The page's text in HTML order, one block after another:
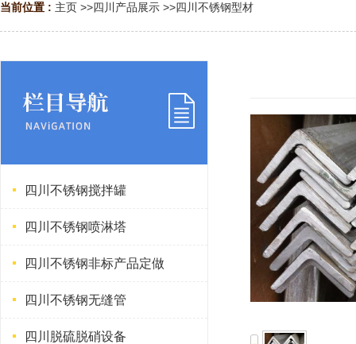
当前位置 : 主页 >>四川产品展示 >>四川不锈钢型材
四川不锈钢搅拌罐
四川不锈钢喷淋塔
四川不锈钢非标产品定做
四川不锈钢无缝管
四川脱硫脱硝设备